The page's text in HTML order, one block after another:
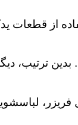
از قطعات
ترتیب،